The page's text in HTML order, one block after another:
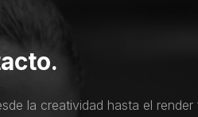
la creatividad hasta el render